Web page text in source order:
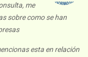
me
sobre como se han
esta en relación